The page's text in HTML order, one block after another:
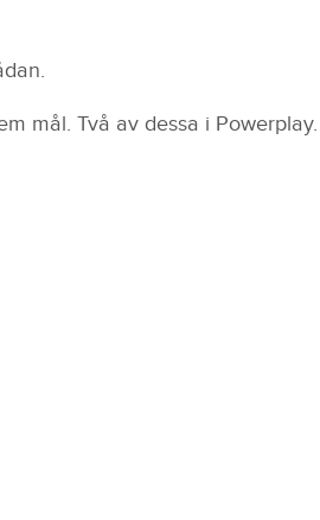
mål. Två av dessa i Powerplay.